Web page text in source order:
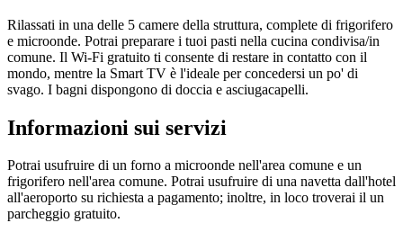
Rilassati in una delle 5 camere della struttura, complete di frigorifero
e microonde. Potrai preparare i tuoi pasti nella cucina condivisa/in
comune. Il Wi-Fi gratuito ti consente di restare in contatto con il
mondo, mentre la Smart TV è l'ideale per concedersi un po' di
svago. I bagni dispongono di doccia e asciugacapelli.
Informazioni sui servizi
Potrai usufruire di un forno a microonde nell'area comune e un
frigorifero nell'area comune. Potrai usufruire di una navetta dall'hotel
all'aeroporto su richiesta a pagamento; inoltre, in loco troverai il un
parcheggio gratuito.